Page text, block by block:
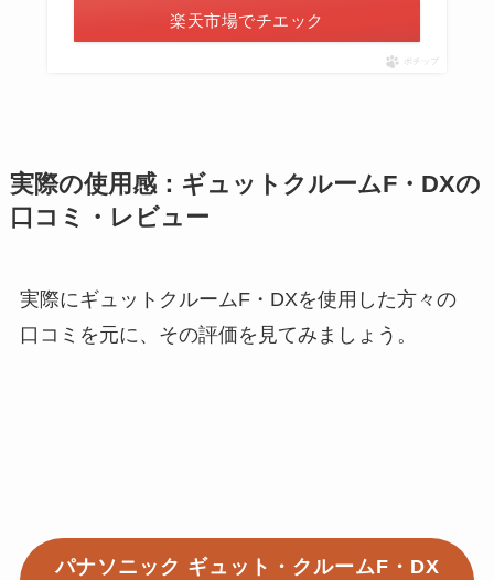
楽天市場でチエック
ポチップ
実際の使用感：ギュットクルームF・DXの
口コミ・レビュー
実際にギュットクルームF・DXを使用した方々の
口コミを元に、その評価を見てみましょう。
パナソニック ギュット・クルームF・DX